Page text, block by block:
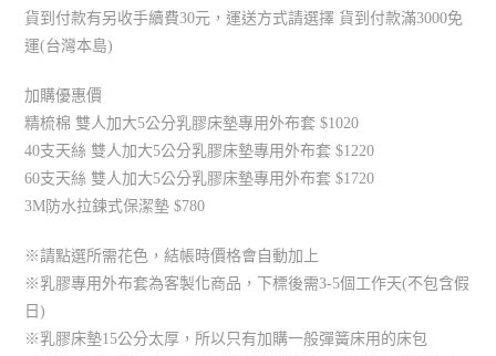
貨到付款有另收手續費30元，運送方式請選擇 貨到付款滿3000免
運(台灣本島)
加購優惠價
精梳棉 雙人加大5公分乳膠床墊專用外布套 $1020
40支天絲 雙人加大5公分乳膠床墊專用外布套 $1220
60支天絲 雙人加大5公分乳膠床墊專用外布套 $1720
3M防水拉鍊式保潔墊 $780
※請點選所需花色，結帳時價格會自動加上
※乳膠專用外布套為客製化商品，下標後需3-5個工作天(不包含假
日)
※乳膠床墊15公分太厚，所以只有加購一般彈簧床用的床包